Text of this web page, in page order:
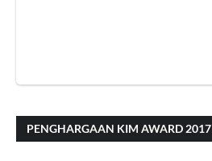
PENGHARGAAN KIM AWARD 2017